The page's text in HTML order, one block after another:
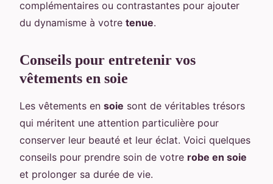
complémentaires ou contrastantes pour ajouter
du dynamisme à votre tenue.
Conseils pour entretenir vos
vêtements en soie
Les vêtements en soie sont de véritables trésors
qui méritent une attention particulière pour
conserver leur beauté et leur éclat. Voici quelques
conseils pour prendre soin de votre robe en soie
et prolonger sa durée de vie.